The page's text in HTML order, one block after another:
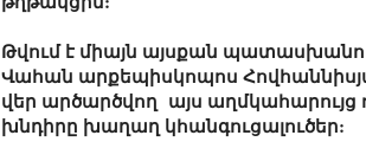
Թվում է միայն այսքան
Վահան արքեպիսկոպոս
վեր արծարծվող այս աղմկահարույց
խնդիրը խաղաղ կհանգուցալուծեր: